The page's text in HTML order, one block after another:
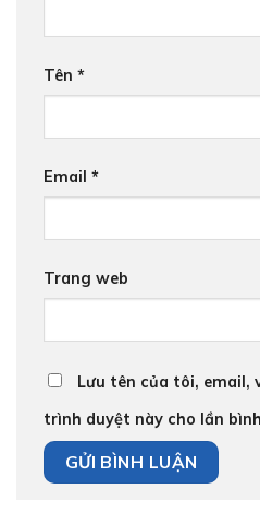
Tên *
Email *
Trang web
Lưu tên của tôi,
trình duyệt này cho lần